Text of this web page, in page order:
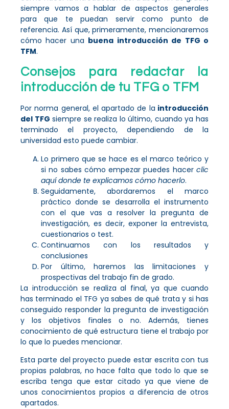
siempre vamos a hablar de aspectos generales
para que te puedan servir como punto de
referencia. Así que, primeramente, mencionaremos
cómo hacer una buena introducción de TFG o
TFM.
Consejos para redactar la
introducción de tu TFG o TFM
Por norma general, el apartado de la introducción
del TFG siempre se realiza lo último, cuando ya has
terminado el proyecto, dependiendo de la
universidad esto puede cambiar.
Lo primero que se hace es el marco teórico y
si no sabes cómo empezar puedes hacer clic
aquí donde te explicamos cómo hacerlo.
Seguidamente, abordaremos el marco
práctico donde se desarrolla el instrumento
con el que vas a resolver la pregunta de
investigación, es decir, exponer la entrevista,
cuestionarios o test.
Continuamos con los resultados y
conclusiones
Por último, haremos las limitaciones y
prospectivas del trabajo fin de grado.
La introducción se realiza al final, ya que cuando
has terminado el TFG ya sabes de qué trata y si has
conseguido responder la pregunta de investigación
y los objetivos finales o no. Además, tienes
conocimiento de qué estructura tiene el trabajo por
lo que lo puedes mencionar.
Esta parte del proyecto puede estar escrita con tus
propias palabras, no hace falta que todo lo que se
escriba tenga que estar citado ya que viene de
unos conocimientos propios a diferencia de otros
apartados.